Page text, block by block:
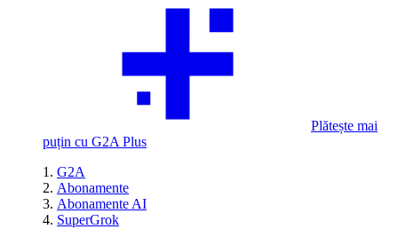
Plătește mai
puțin cu G2A Plus
G2A
Abonamente
Abonamente AI
SuperGrok